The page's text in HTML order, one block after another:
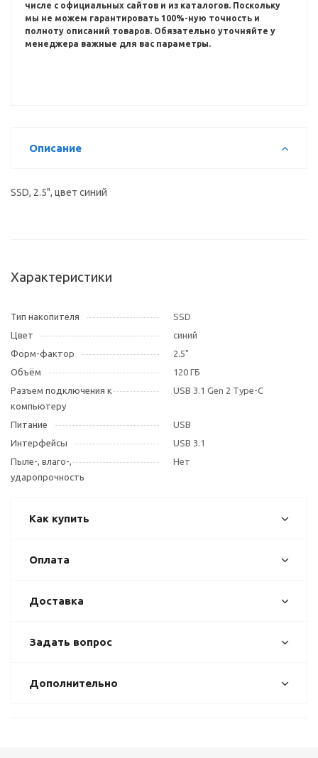
числе с официальных сайтов и из каталогов. Поскольку
мы не можем гарантировать 100%-ную точность и
полноту описаний товаров. Обязательно уточняйте у
менеджера важные для вас параметры.
Описание
SSD, 2.5", цвет синий
Характеристики
Тип накопителя
SSD
Цвет
синий
Форм-фактор
2.5"
Объём
120 ГБ
Разъем подключения к
компьютеру
USB 3.1 Gen 2 Type-C
Питание
USB
Интерфейсы
USB 3.1
Пыле-, влаго-,
ударопрочность
Нет
Как купить
Оплата
Доставка
Задать вопрос
Дополнительно